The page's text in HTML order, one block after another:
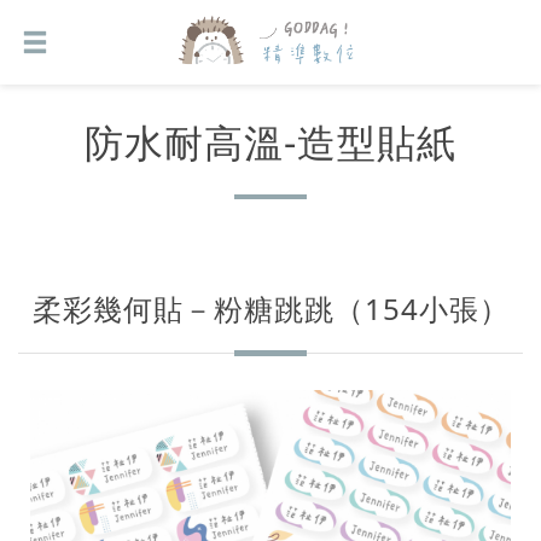
防水耐高溫-造型貼紙
柔彩幾何貼－粉糖跳跳（154小張）